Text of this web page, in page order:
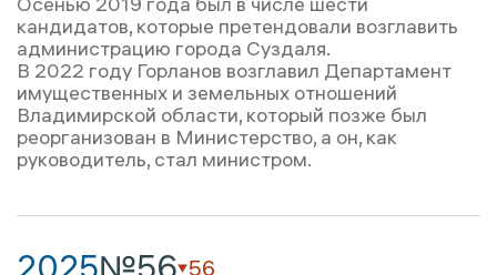
кандидатов, которые претендовали возглавить
администрацию города Суздаля.
В 2022 году Горланов возглавил Департамент
имущественных и земельных отношений
Владимирской области, который позже был
реорганизован в Министерство, а он, как
руководитель, стал министром.
56